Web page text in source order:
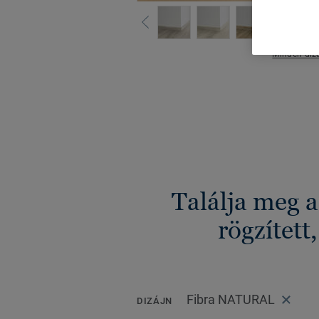
Minden
Találja meg
DIZÁJN Fibra NATURAL